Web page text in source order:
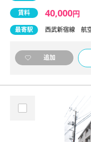
賃料 40,000円
最寄駅 西武新宿線 航
追加